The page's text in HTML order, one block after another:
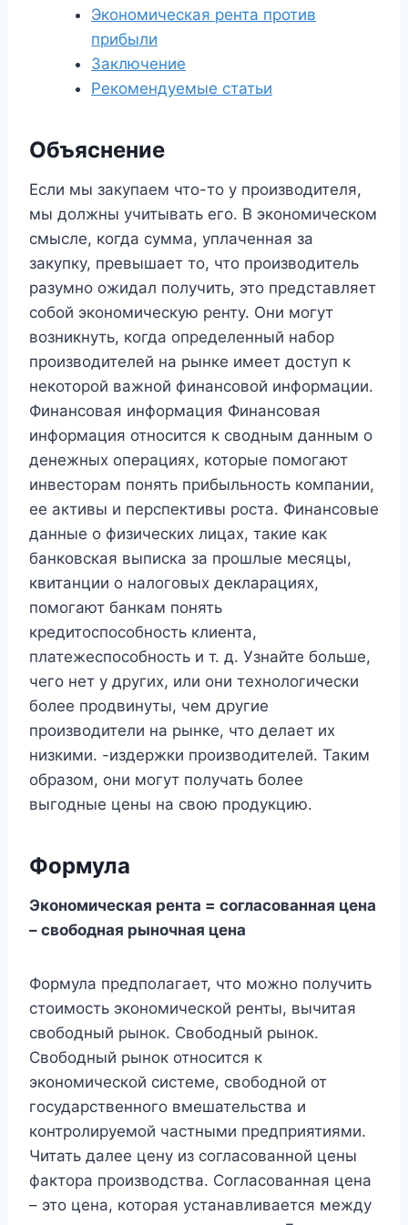
Экономическая рента против
прибыли
Заключение
Рекомендуемые статьи
Объяснение
Если мы закупаем что-то у производителя,
мы должны учитывать его. В экономическом
смысле, когда сумма, уплаченная за
закупку, превышает то, что производитель
разумно ожидал получить, это представляет
собой экономическую ренту. Они могут
возникнуть, когда определенный набор
производителей на рынке имеет доступ к
некоторой важной финансовой информации.
Финансовая информация Финансовая
информация относится к сводным данным о
денежных операциях, которые помогают
инвесторам понять прибыльность компании,
ее активы и перспективы роста. Финансовые
данные о физических лицах, такие как
банковская выписка за прошлые месяцы,
квитанции о налоговых декларациях,
помогают банкам понять
кредитоспособность клиента,
платежеспособность и т. д. Узнайте больше,
чего нет у других, или они технологически
более продвинуты, чем другие
производители на рынке, что делает их
низкими. -издержки производителей. Таким
образом, они могут получать более
выгодные цены на свою продукцию.
Формула
Экономическая рента = согласованная цена
– свободная рыночная цена
Формула предполагает, что можно получить
стоимость экономической ренты, вычитая
свободный рынок. Свободный рынок.
Свободный рынок относится к
экономической системе, свободной от
государственного вмешательства и
контролируемой частными предприятиями.
Читать далее цену из согласованной цены
фактора производства. Согласованная цена
– это цена, которая устанавливается между